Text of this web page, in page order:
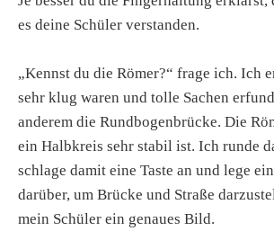
es deine Schüler verstanden.
„Kennst du die Römer?“ frage ich. Ich
sehr klug waren und tolle Sachen
anderem die Rundbogenbrücke. Die
ein Halbkreis sehr stabil ist. Ich runde
schlage damit eine Taste an und lege
darüber, um Brücke und Straße
mein Schüler ein genaues Bild.